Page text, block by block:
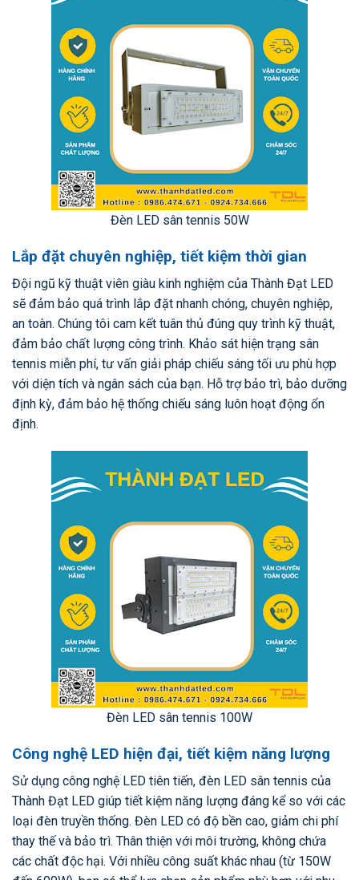
Đèn LED sân tennis 50W
Lắp đặt chuyên nghiệp, tiết kiệm thời gian
Đội ngũ kỹ thuật viên giàu kinh nghiệm của Thành Đạt LED
sẽ đảm bảo quá trình lắp đặt nhanh chóng, chuyên nghiệp,
an toàn. Chúng tôi cam kết tuân thủ đúng quy trình kỹ thuật,
đảm bảo chất lượng công trình. Khảo sát hiện trạng sân
tennis miễn phí, tư vấn giải pháp chiếu sáng tối ưu phù hợp
với diện tích và ngân sách của bạn. Hỗ trợ bảo trì, bảo dưỡng
định kỳ, đảm bảo hệ thống chiếu sáng luôn hoạt động ổn
định.
Đèn LED sân tennis 100W
Công nghệ LED hiện đại, tiết kiệm năng lượng
Sử dụng công nghệ LED tiên tiến, đèn LED sân tennis của
Thành Đạt LED giúp tiết kiệm năng lượng đáng kể so với các
loại đèn truyền thống. Đèn LED có độ bền cao, giảm chi phí
thay thế và bảo trì. Thân thiện với môi trường, không chứa
các chất độc hại. Với nhiều công suất khác nhau (từ 150W